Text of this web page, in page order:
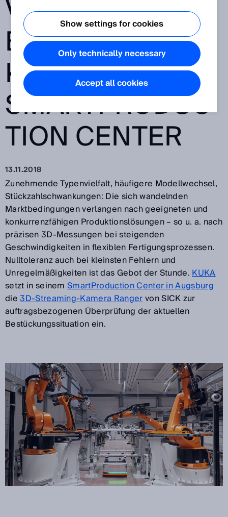
VERIFIZIERT
BAUTEILE IM
KUKA
SMARTPRODUC
TION CENTER
13.11.2018
Zunehmende Typenvielfalt, häufigere Modellwechsel,
Stückzahlschwankungen: Die sich wandelnden
Marktbedingungen verlangen nach geeigneten und
konkurrenzfähigen Produktionslösungen – so u. a. nach
präzisen 3D-Messungen bei steigenden
Geschwindigkeiten in flexiblen Fertigungsprozessen.
Nulltoleranz auch bei kleinsten Fehlern und
Unregelmäßigkeiten ist das Gebot der Stunde.KUKA
setzt in seinemSmartProduction Center in Augsburg
die3D-Streaming-Kamera Rangervon SICK zur
auftragsbezogenen Überprüfung der aktuellen
Bestückungssituation ein.
Show settings for cookies
Only technically necessary
Accept all cookies